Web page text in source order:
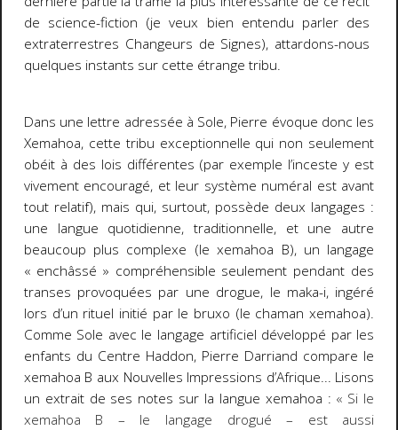
de science-fiction (je veux bien entendu parler des
extraterrestres Changeurs de Signes), attardons-nous
quelques instants sur cette étrange tribu.
Dans une lettre adressée à Sole, Pierre évoque donc les
Xemahoa, cette tribu exceptionnelle qui non seulement
obéit à des lois différentes (par exemple l’inceste y est
vivement encouragé, et leur système numéral est avant
tout relatif), mais qui, surtout, possède deux langages :
une langue quotidienne, traditionnelle, et une autre
beaucoup plus complexe (le xemahoa B), un langage
« enchâssé » compréhensible seulement pendant des
transes provoquées par une drogue, le maka-i, ingéré
lors d’un rituel initié par le bruxo (le chaman xemahoa).
Comme Sole avec le langage artificiel développé par les
enfants du Centre Haddon, Pierre Darriand compare le
xemahoa B aux Nouvelles Impressions d’Afrique... Lisons
un extrait de ses notes sur la langue xemahoa : « Si le
xemahoa B – le langage drogué – est aussi